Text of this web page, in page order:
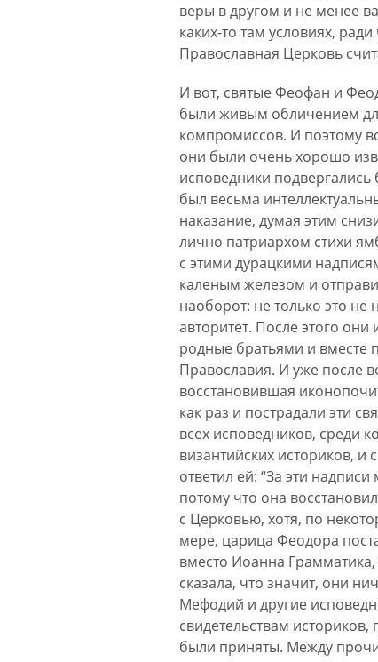
веры в другом и не менее
каких-то там условиях,
Православная Церковь
И вот, святые Феофан и
были живым обличением
компромиссов. И поэтому
они были очень хорошо
исповедники
был весьма
наказание, думая этим
лично патриархом стихи
с этими дурацкими
каленым железом и
наоборот: не только это
авторитет. После этого
родные братьями и вместе
Православия. И уже после
восстановившая
как раз и пострадали эти
всех исповедников, среди
византийских историков, и
ответил ей: “За эти
потому что она
с Церковью, хотя, по
мере, царица Феодора
вместо Иоанна
сказала, что значит, они
Мефодий и другие
свидетельствам
были приняты. Между